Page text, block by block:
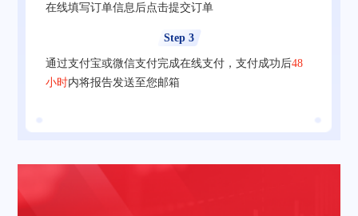
在线填写订单信息后点击提交订单
Step 3
通过支付宝或微信支付完成在线支付，支付成功后48
小时内将报告发送至您邮箱